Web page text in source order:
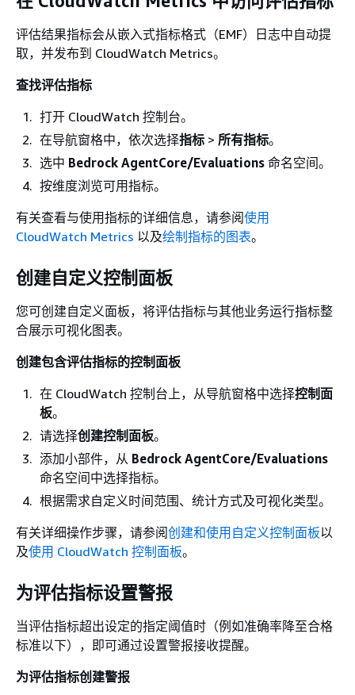
评估结果指标会从嵌入式指标格式（EMF）日志中自动提
取，并发布到 CloudWatch Metrics。
查找评估指标
打开 CloudWatch 控制台。
在导航窗格中，依次选择指标 > 所有指标。
选中 Bedrock AgentCore/Evaluations 命名空间。
按维度浏览可用指标。
有关查看与使用指标的详细信息，请参阅使用
CloudWatch Metrics 以及绘制指标的图表。
创建自定义控制面板
您可创建自定义面板，将评估指标与其他业务运行指标整
合展示可视化图表。
创建包含评估指标的控制面板
在 CloudWatch 控制台上，从导航窗格中选择控制面
板。
请选择创建控制面板。
添加小部件，从 Bedrock AgentCore/Evaluations
命名空间中选择指标。
根据需求自定义时间范围、统计方式及可视化类型。
有关详细操作步骤，请参阅创建和使用自定义控制面板以
及使用 CloudWatch 控制面板。
为评估指标设置警报
当评估指标超出设定的指定阈值时（例如准确率降至合格
标准以下），即可通过设置警报接收提醒。
为评估指标创建警报